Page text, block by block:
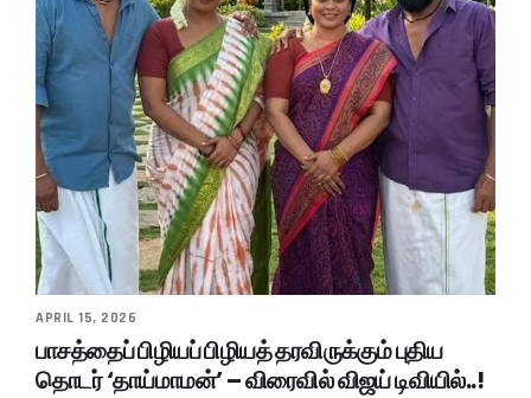
APRIL 15, 2026
பாசத்தைப் பிழியப் பிழியத் தரவிருக்கும் புதிய
தொடர் ‘தாய்மாமன்’ – விரைவில் விஜய் டிவியில்..!